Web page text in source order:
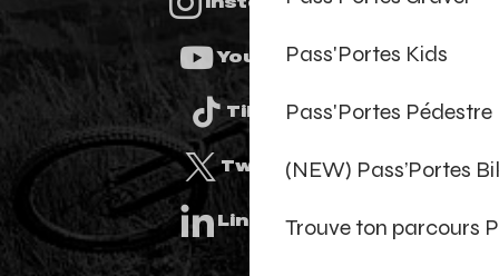
Pass'Portes Kids
Pass'Portes Pédestre
(NEW) Pass’Portes
Trouve ton parcours
Youtube
Tiktok
Twitter
Linkedin